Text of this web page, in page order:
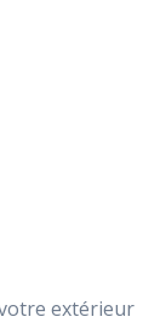
extérieur